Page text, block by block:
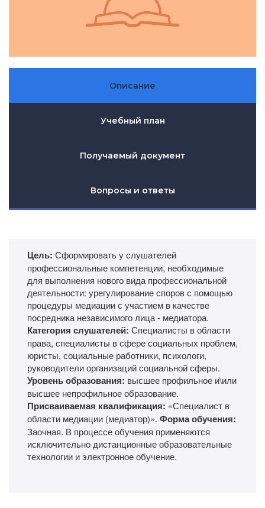
Описание
Учебный план
Получаемый документ
Вопросы и ответы
Цель: Сформировать у слушателей
профессиональные компетенции, необходимые
для выполнения нового вида профессиональной
деятельности: урегулирование споров с помощью
процедуры медиации с участием в качестве
посредника независимого лица - медиатора.
Категория слушателей: Специалисты в области
права, специалисты в сфере социальных проблем,
юристы, социальные работники, психологи,
руководители организаций социальной сферы.
Уровень образования: высшее профильное и\или
высшее непрофильное образование.
Присваиваемая квалификация: «Специалист в
области медиации (медиатор)». Форма обучения:
Заочная. В процессе обучения применяются
исключительно дистанционные образовательные
технологии и электронное обучение.